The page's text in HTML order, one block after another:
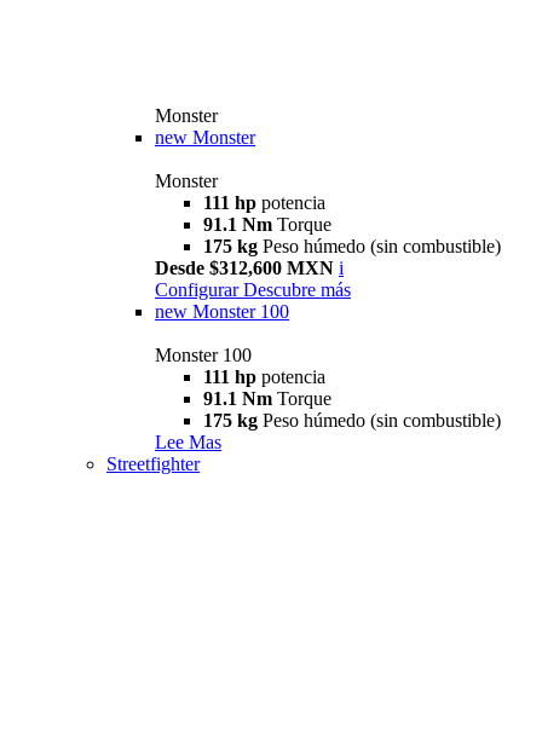
Monster
new Monster
Monster
111 hp potencia
91.1 Nm Torque
175 kg Peso húmedo (sin combustible)
Desde $312,600 MXN i
Configurar Descubre más
new Monster 100
Monster 100
111 hp potencia
91.1 Nm Torque
175 kg Peso húmedo (sin combustible)
Lee Mas
Streetfighter